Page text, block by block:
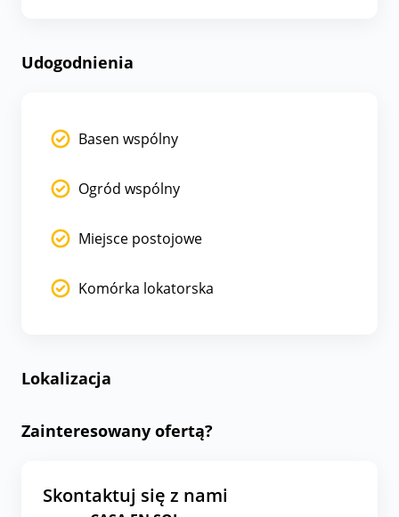
Udogodnienia
Basen wspólny
Ogród wspólny
Miejsce postojowe
Komórka lokatorska
Lokalizacja
Zainteresowany ofertą?
Skontaktuj się z nami